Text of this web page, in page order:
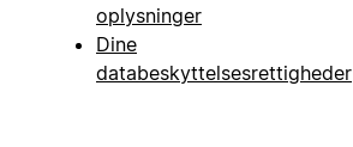
oplysninger
Dine
databeskyttelsesrettigheder